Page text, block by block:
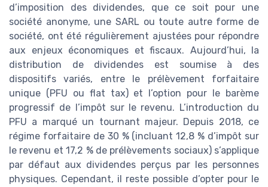
d’imposition des dividendes, que ce soit pour une
société anonyme, une SARL ou toute autre forme de
société, ont été régulièrement ajustées pour répondre
aux enjeux économiques et fiscaux. Aujourd’hui, la
distribution de dividendes est soumise à des
dispositifs variés, entre le prélèvement forfaitaire
unique (PFU ou flat tax) et l’option pour le barème
progressif de l’impôt sur le revenu. L’introduction du
PFU a marqué un tournant majeur. Depuis 2018, ce
régime forfaitaire de 30 % (incluant 12,8 % d’impôt sur
le revenu et 17,2 % de prélèvements sociaux) s’applique
par défaut aux dividendes perçus par les personnes
physiques. Cependant, il reste possible d’opter pour le